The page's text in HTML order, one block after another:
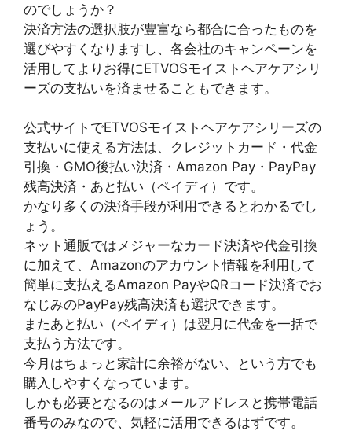
のでしょうか？
決済方法の選択肢が豊富なら都合に合ったものを
選びやすくなりますし、各会社のキャンペーンを
活用してよりお得にETVOSモイストヘアケアシリ
ーズの支払いを済ませることもできます。
公式サイトでETVOSモイストヘアケアシリーズの
支払いに使える方法は、クレジットカード・代金
引換・GMO後払い決済・Amazon Pay・PayPay
残高決済・あと払い（ペイディ）です。
かなり多くの決済手段が利用できるとわかるでし
ょう。
ネット通販ではメジャーなカード決済や代金引換
に加えて、Amazonのアカウント情報を利用して
簡単に支払えるAmazon PayやQRコード決済でお
なじみのPayPay残高決済も選択できます。
またあと払い（ペイディ）は翌月に代金を一括で
支払う方法です。
今月はちょっと家計に余裕がない、という方でも
購入しやすくなっています。
しかも必要となるのはメールアドレスと携帯電話
番号のみなので、気軽に活用できるはずです。